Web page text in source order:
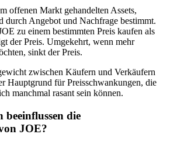
offenen Markt gehandelten Assets,
durch Angebot und Nachfrage bestimmt.
zu einem bestimmten Preis kaufen als
der Preis. Umgekehrt, wenn mehr
sinkt der Preis.
zwischen Käufern und Verkäufern
Hauptgrund für Preisschwankungen, die
manchmal rasant sein können.
beeinflussen die
JOE?